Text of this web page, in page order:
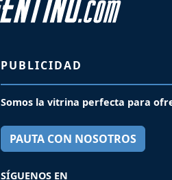
PUBLICIDAD
Somos la vitrina perfecta para
PAUTA CON NOSOTROS
SÍGUENOS EN